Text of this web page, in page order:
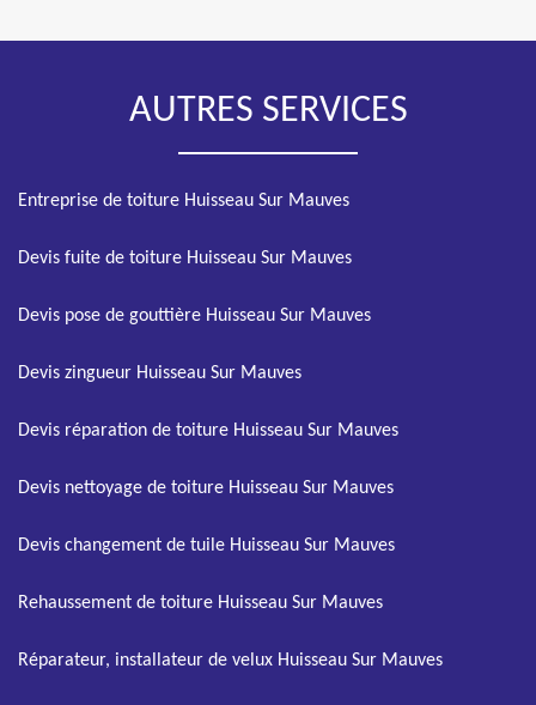
AUTRES SERVICES
Entreprise de toiture Huisseau Sur Mauves
Devis fuite de toiture Huisseau Sur Mauves
Devis pose de gouttière Huisseau Sur Mauves
Devis zingueur Huisseau Sur Mauves
Devis réparation de toiture Huisseau Sur Mauves
Devis nettoyage de toiture Huisseau Sur Mauves
Devis changement de tuile Huisseau Sur Mauves
Rehaussement de toiture Huisseau Sur Mauves
Réparateur, installateur de velux Huisseau Sur Mauves